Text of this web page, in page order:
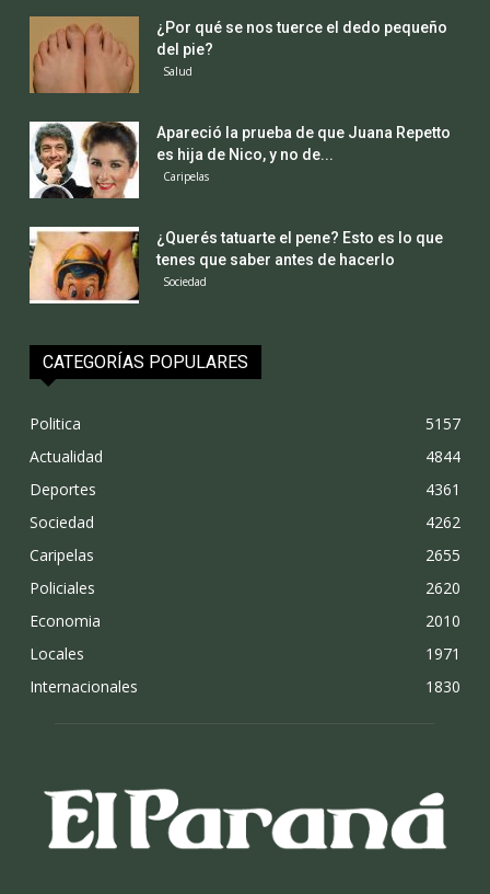
¿Por qué se nos tuerce el dedo pequeño
del pie?
Salud
Apareció la prueba de que Juana Repetto
es hija de Nico, y no de...
Caripelas
¿Querés tatuarte el pene? Esto es lo que
tenes que saber antes de hacerlo
Sociedad
CATEGORÍAS POPULARES
Politica
5157
Actualidad
4844
Deportes
4361
Sociedad
4262
Caripelas
2655
Policiales
2620
Economia
2010
Locales
1971
Internacionales
1830